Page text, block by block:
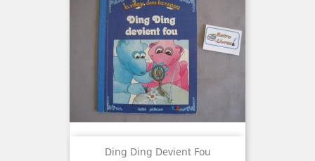
Ding Ding Devient Fou